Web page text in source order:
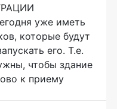
уже иметь
которые будут
его. Т.е.
чтобы здание
к приему